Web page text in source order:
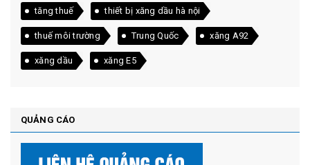
tăng thuế thiết bị xăng dầu hà nội
thuế môi trường Trung Quốc xăng A92
xăng dầu xăng E5
QUẢNG CÁO